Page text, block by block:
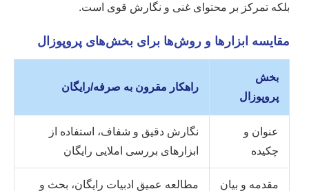
بلکه تمرکز بر محتوای غنی و نگارش قوی است.
مقایسه ابزارها و روش‌ها برای بخش‌های پروپوزال
بخش
پروپوزال
راهکار مقرون به صرفه/رایگان
عنوان و
چکیده
نگارش دقیق و شفاف، استفاده از
ابزارهای بررسی املایی رایگان
مقدمه و بیان
مطالعه عمیق ادبیات رایگان، بحث و